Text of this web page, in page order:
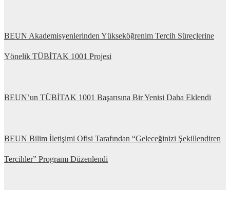
BEUN Akademisyenlerinden Yükseköğrenim Tercih Süreçlerine
Yönelik TÜBİTAK 1001 Projesi
BEUN’un TÜBİTAK 1001 Başarısına Bir Yenisi Daha Eklendi
BEUN Bilim İletişimi Ofisi Tarafından “Geleceğinizi Şekillendiren
Tercihler” Programı Düzenlendi